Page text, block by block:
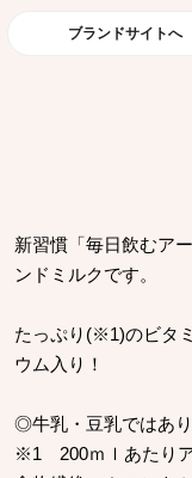
ブランドサイトへ
新習慣「毎日飲むア
ンドミルクです。
たっぷり(※1)のビタ
ウム入り！
◎牛乳・豆乳ではあり
※1 200ｍｌあたりア